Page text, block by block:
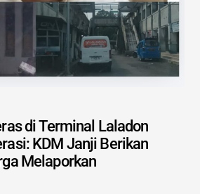
di Terminal Laladon
KDM Janji Berikan
Melaporkan